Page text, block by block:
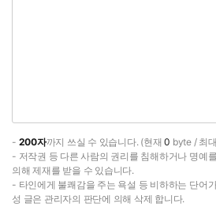
- 200자까지 쓰실 수 있습니다. (현재0 byte / 최
- 저작권 등 다른 사람의 권리를 침해하거나 명예
의해 제재를 받을 수 있습니다.
- 타인에게 불쾌감을 주는 욕설 등 비하하는 단어
성 글은 관리자의 판단에 의해 삭제 합니다.